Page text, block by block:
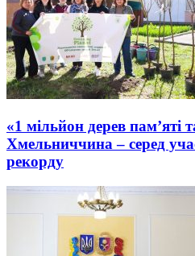
«1 мільйон дерев пам’яті
Хмельниччина – серед
рекорду